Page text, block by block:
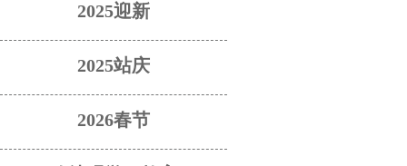
2025迎新
2025站庆
2026春节